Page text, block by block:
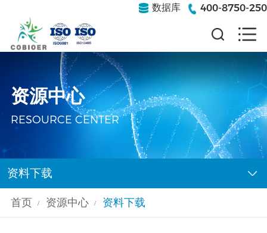
数据库 400-8750-250
资源中心
RESOURCE CENTER
资料下载
首页 / 资源中心 / 资料下载